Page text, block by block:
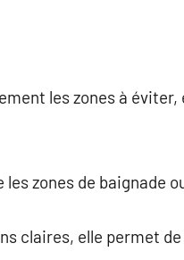
les zones à
zones de baignade
claires, elle permet